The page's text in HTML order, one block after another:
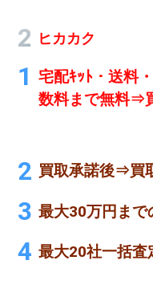
ヒカカク
宅配ｷｯﾄ・送料
数料まで無料⇒
買取承諾後⇒買
最大30万円まで
最大20社一括査